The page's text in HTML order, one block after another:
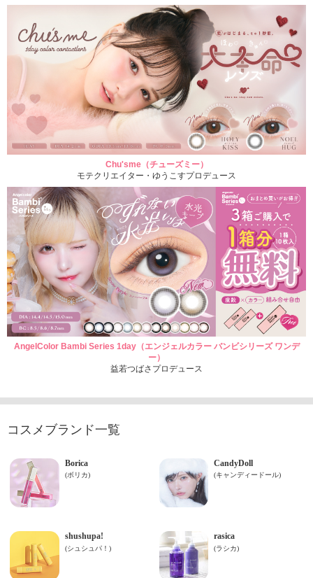
Chu'sme（チューズミー）
モテクリエイター・ゆうこすプロデュース
AngelColor Bambi Series 1day（エンジェルカラー バンビシリーズ ワンデ
ー）
益若つばさプロデュース
コスメブランド一覧